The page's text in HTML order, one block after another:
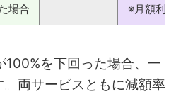
場合
※月額利
100%を下回った場合、一
両サービスともに減額率